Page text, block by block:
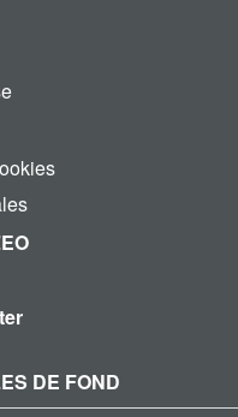
DE FOND